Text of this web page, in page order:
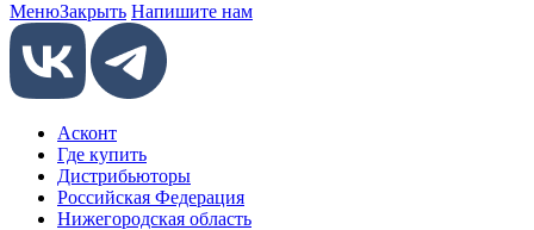
МенюЗакрыть Напишите нам
Асконт
Где купить
Дистрибьюторы
Российская Федерация
Нижегородская область